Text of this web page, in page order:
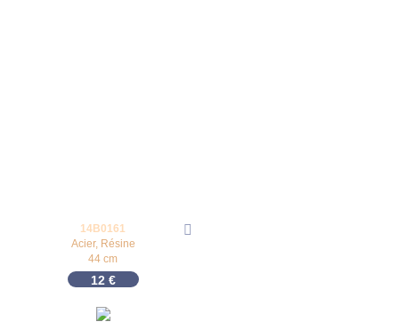
14B0161
Acier, Résine
44 cm
12 €